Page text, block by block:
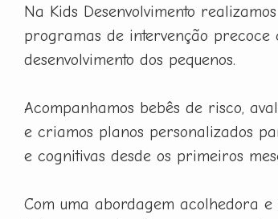
Na Kids Desenvolvimento
programas de intervenção
desenvolvimento dos pequenos.
Acompanhamos bebês de risco,
e criamos planos personalizados
e cognitivas desde os primeiros
Com uma abordagem acolhedora